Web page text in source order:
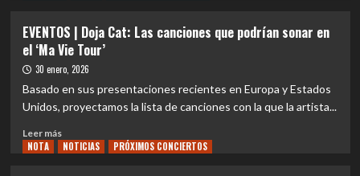
|
La
inesperada
Grunge:
Cuando
Courtney
EVENTOS | Doja Cat: Las canciones que podrían sonar en
el ‘Ma Vie Tour’
30 enero, 2026
Basado en sus presentaciones recientes en Europa y Estados
Unidos, proyectamos la lista de canciones con la que la artista...
Leer másLeer
más
NOTA NOTICIAS PRÓXIMOS CONCIERTOS